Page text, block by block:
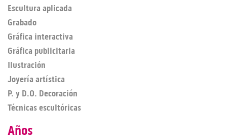
Escultura aplicada
Grabado
Gráfica interactiva
Gráfica publicitaria
Ilustración
Joyería artística
P. y D.O. Decoración
Técnicas escultóricas
Años